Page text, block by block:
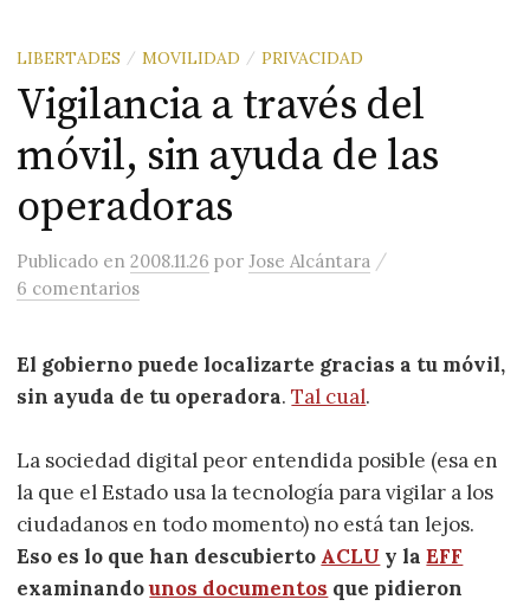
LIBERTADES / MOVILIDAD / PRIVACIDAD
Vigilancia a través del
móvil, sin ayuda de las
operadoras
Publicado en2008.11.26 porJose Alcántara /
6 comentarios
El gobierno puede localizarte gracias a tu móvil,
sin ayuda de tu operadora.Tal cual.
La sociedad digital peor entendida posible (esa en
la que el Estado usa la tecnología para vigilar a los
ciudadanos en todo momento) no está tan lejos.
Eso es lo que han descubierto ACLU y laEFF
examinandounos documentos que pidieron